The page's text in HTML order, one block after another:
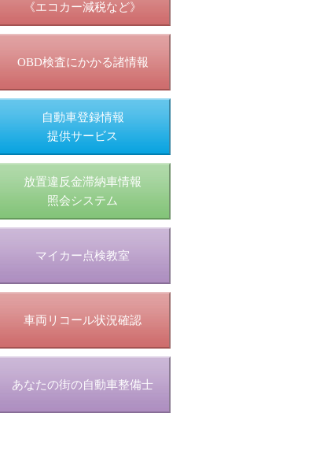
《エコカー減税など》
OBD検査にかかる諸情報
自動車登録情報
提供サービス
放置違反金滞納車情報
照会システム
マイカー点検教室
車両リコール状況確認
あなたの街の自動車整備士